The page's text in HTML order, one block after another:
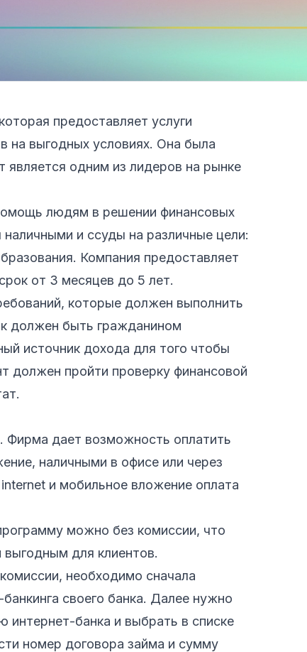
предоставляет услуги
на выгодных условиях. Она была
является одним из лидеров на рынке
людям в решении финансовых
и ссуды на различные цели:
Компания предоставляет
от 3 месяцев до 5 лет.
которые должен выполнить
должен быть гражданином
источник дохода для того чтобы
должен пройти проверку финансовой
дает возможность оплатить
наличными в офисе или через
и мобильное вложение оплата
можно без комиссии, что
для клиентов.
необходимо сначала
своего банка. Далее нужно
интернет-банка и выбрать в списке
номер договора займа и сумму